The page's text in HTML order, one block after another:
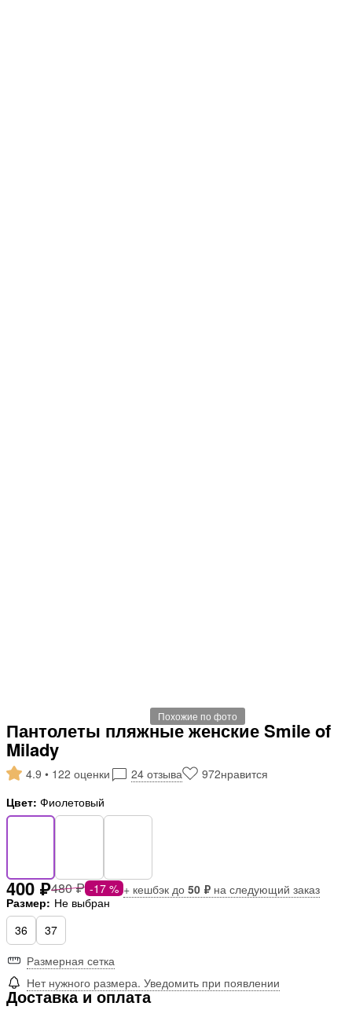
Похожие по фото
Пантолеты пляжные женские Smile of
Milady
4.9 • 122 оценки 24 отзыва 972нравится
Цвет: Фиолетовый
480 ₽ -17 %
400 ₽ + кешбэк до 50 ₽ на следующий заказ
Размер: Не выбран
36
37
Размерная сетка
Нет нужного размера. Уведомить при появлении
Доставка и оплата